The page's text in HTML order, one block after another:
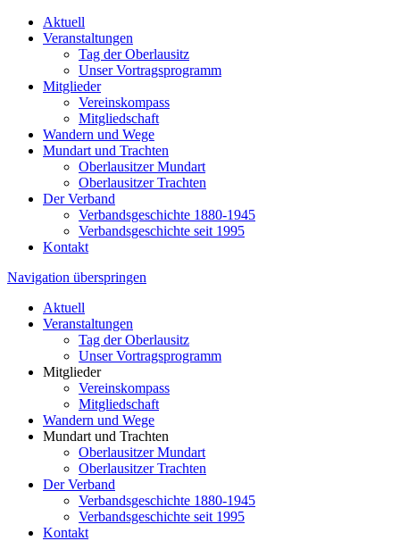
Aktuell
Veranstaltungen
Tag der Oberlausitz
Unser Vortragsprogramm
Mitglieder
Vereinskompass
Mitgliedschaft
Wandern und Wege
Mundart und Trachten
Oberlausitzer Mundart
Oberlausitzer Trachten
Der Verband
Verbandsgeschichte 1880-1945
Verbandsgeschichte seit 1995
Kontakt
Navigation überspringen
Aktuell
Veranstaltungen
Tag der Oberlausitz
Unser Vortragsprogramm
Mitglieder
Vereinskompass
Mitgliedschaft
Wandern und Wege
Mundart und Trachten
Oberlausitzer Mundart
Oberlausitzer Trachten
Der Verband
Verbandsgeschichte 1880-1945
Verbandsgeschichte seit 1995
Kontakt